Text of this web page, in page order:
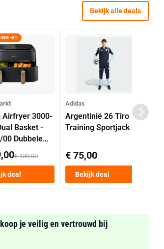
Bekijk alle deals
-8%
Airfryer 3000-
Basket -
00 Dubbele
L Tot 6
€ 130,00
deal
Adidas
Argentinië 26 Tiro
Training Sportjack
€ 75,00
Bekijk deal
je veilig en vertrouwd bij